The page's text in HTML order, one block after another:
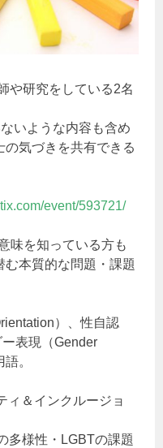
や研究をしている2名
いような内容も含め
気づきを共有できる
event/593721/
味を知っている方も
本質的な問題・課題
）、性自認
ー表現（Gender
。
＆インクルージョ
多様性・LGBTの課題